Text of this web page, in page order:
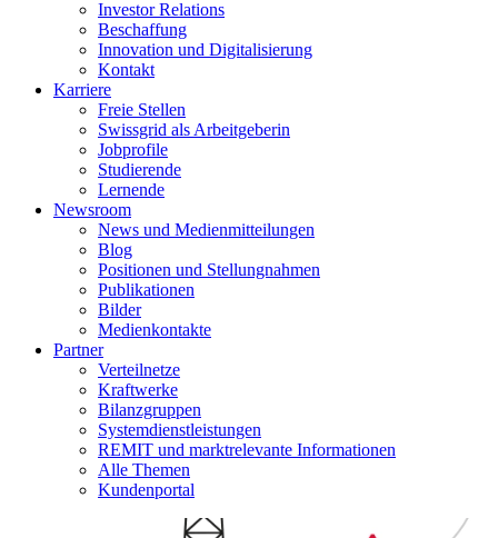
Investor Relations
Beschaffung
Innovation und Digitalisierung
Kontakt
Karriere
Freie Stellen
Swissgrid als Arbeitgeberin
Jobprofile
Studierende
Lernende
Newsroom
News und Medienmitteilungen
Blog
Positionen und Stellungnahmen
Publikationen
Bilder
Medienkontakte
Partner
Verteilnetze
Kraftwerke
Bilanzgruppen
Systemdienstleistungen
REMIT und marktrelevante Informationen
Alle Themen
Kundenportal